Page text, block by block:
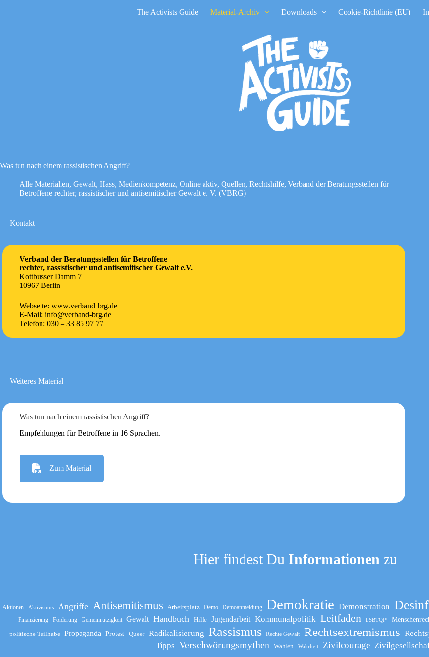
The Activists Guide Material-Archiv Downloads Cookie-Richtlinie (EU)
Was tun nach einem rassistischen Angriff?
Alle Materialien, Gewalt, Hass, Medienkompetenz, Online aktiv, Quellen, Rechtshilfe, Verband der Beratungsstellen für
Betroffene rechter, rassistischer und antisemitischer Gewalt e. V. (VBRG)
Kontakt
Verband der Beratungsstellen für Betroffene
rechter, rassistischer und antisemitischer Gewalt e.V.
Kottbusser Damm 7
10967 Berlin
Webseite: www.verband-brg.de
E-Mail: info@verband-brg.de
Telefon: 030 – 33 85 97 77
Weiteres Material
Was tun nach einem rassistischen Angriff?
Empfehlungen für Betroffene in 16 Sprachen.
Zum Material
Hier findest Du Informationen zu
Aktionen Aktivismus Angriffe Antisemitismus Arbeitsplatz Demo Demoanmeldung Demokratie Demonstration
Finanzierung Förderung Gemeinnützigkeit Gewalt Handbuch Hilfe Jugendarbeit Kommunalpolitik Leitfaden LSBTQI*
politische Teilhabe Propaganda Protest Queer Radikalisierung Rassismus Rechte Gewalt Rechtsextremismus
Tipps Verschwörungsmythen Wahlen Wahrheit Zivilcourage